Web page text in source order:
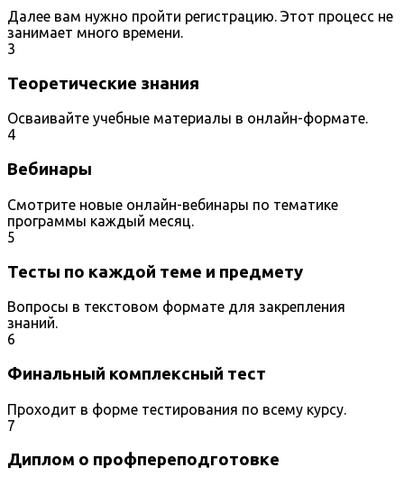
Далее вам нужно пройти регистрацию. Этот процесс не
занимает много времени.
3
Теоретические знания
Осваивайте учебные материалы в онлайн-формате.
4
Вебинары
Смотрите новые онлайн-вебинары по тематике
программы каждый месяц.
5
Тесты по каждой теме и предмету
Вопросы в текстовом формате для закрепления
знаний.
6
Финальный комплексный тест
Проходит в форме тестирования по всему курсу.
7
Диплом о профпереподготовке